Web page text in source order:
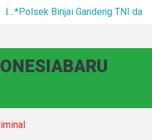
*Polsek Binjai Gandeng TNI dan Kepala Desa Grebek Sarang Narkoba*